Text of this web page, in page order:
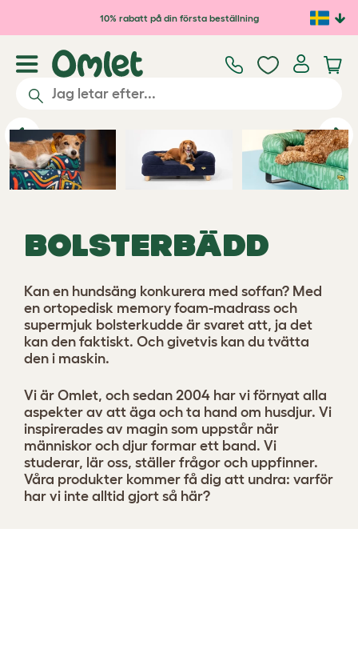
Hoppa till huvudinnehåll
10% rabatt på din första beställning
Previous
BOLSTERBÄDD
Kan en hundsäng konkurera med soffan? Med
en ortopedisk memory foam-madrass och
supermjuk bolsterkudde är svaret att, ja det
kan den faktiskt. Och givetvis kan du tvätta
den i maskin.
Vi är Omlet, och sedan 2004 har vi förnyat alla
aspekter av att äga och ta hand om husdjur. Vi
inspirerades av magin som uppstår när
människor och djur formar ett band. Vi
studerar, lär oss, ställer frågor och uppfinner.
Våra produkter kommer få dig att undra: varför
har vi inte alltid gjort så här?